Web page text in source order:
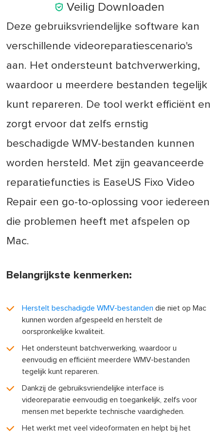
 Veilig Downloaden
Deze gebruiksvriendelijke software kan
verschillende videoreparatiescenario's
aan. Het ondersteunt batchverwerking,
waardoor u meerdere bestanden tegelijk
kunt repareren. De tool werkt efficiënt en
zorgt ervoor dat zelfs ernstig
beschadigde WMV-bestanden kunnen
worden hersteld. Met zijn geavanceerde
reparatiefuncties is EaseUS Fixo Video
Repair een go-to-oplossing voor iedereen
die problemen heeft met afspelen op
Mac.
Belangrijkste kenmerken:
Herstelt beschadigde WMV-bestanden die niet op Mac
kunnen worden afgespeeld en herstelt de
oorspronkelijke kwaliteit.
Het ondersteunt batchverwerking, waardoor u
eenvoudig en efficiënt meerdere WMV-bestanden
tegelijk kunt repareren.
Dankzij de gebruiksvriendelijke interface is
videoreparatie eenvoudig en toegankelijk, zelfs voor
mensen met beperkte technische vaardigheden.
Het werkt met veel videoformaten en helpt bij het